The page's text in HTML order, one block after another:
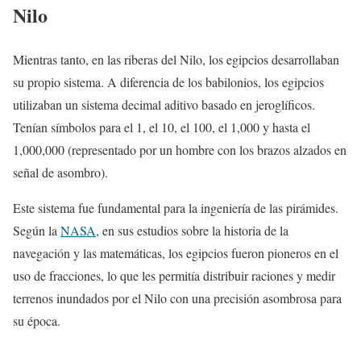
Nilo
Mientras tanto, en las riberas del Nilo, los egipcios desarrollaban
su propio sistema. A diferencia de los babilonios, los egipcios
utilizaban un sistema decimal aditivo basado en jeroglíficos.
Tenían símbolos para el 1, el 10, el 100, el 1,000 y hasta el
1,000,000 (representado por un hombre con los brazos alzados en
señal de asombro).
Este sistema fue fundamental para la ingeniería de las pirámides.
Según la NASA, en sus estudios sobre la historia de la
navegación y las matemáticas, los egipcios fueron pioneros en el
uso de fracciones, lo que les permitía distribuir raciones y medir
terrenos inundados por el Nilo con una precisión asombrosa para
su época.